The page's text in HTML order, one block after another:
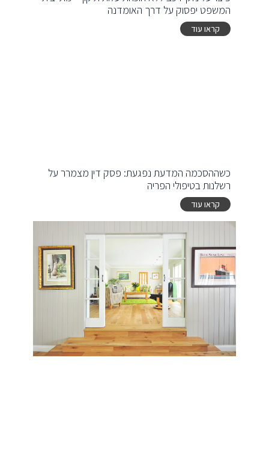
המשפט יפסוק על דרך האומדנה
קראו עוד
כשההסכמה המדעת נפגעת: פסק דין מצמרר על
רשלנות בטיפולי הפריה
קראו עוד